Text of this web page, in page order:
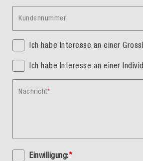
Kundennummer
Ich habe Interesse an einer
Ich habe Interesse an einer
Nachricht
Einwilligung:*